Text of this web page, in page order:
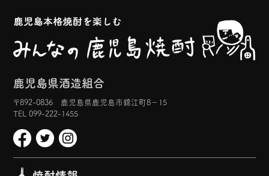
鹿児島県酒造組合
〒892-0836 鹿児島県鹿児島市錦江町8−15
TEL 099-222-1455